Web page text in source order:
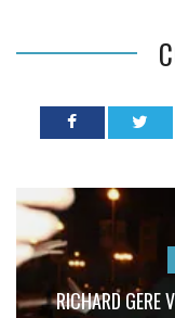
RICHARD GERE